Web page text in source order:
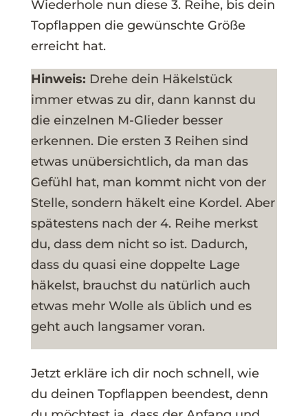
Wiederhole nun diese 3. Reihe, bis dein
Topflappen die gewünschte Größe
erreicht hat.
Hinweis: Drehe dein Häkelstück
immer etwas zu dir, dann kannst du
die einzelnen M-Glieder besser
erkennen. Die ersten 3 Reihen sind
etwas unübersichtlich, da man das
Gefühl hat, man kommt nicht von der
Stelle, sondern häkelt eine Kordel. Aber
spätestens nach der 4. Reihe merkst
du, dass dem nicht so ist. Dadurch,
dass du quasi eine doppelte Lage
häkelst, brauchst du natürlich auch
etwas mehr Wolle als üblich und es
geht auch langsamer voran.
Jetzt erkläre ich dir noch schnell, wie
du deinen Topflappen beendest, denn